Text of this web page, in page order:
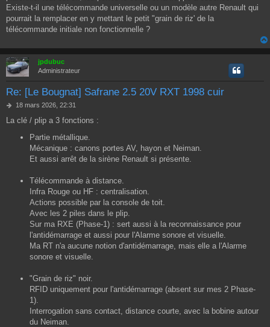
g
Existe-t-il une télécommande universelle ou un modèle autre Renault qui
pourrait la remplacer en y mettant le petit "grain de riz' de la
télécommande initiale non fonctionnelle ?
jpdubuc
Administrateur
Re: [Le Bougnat] Safrane 2.5 20V RXT 1998 cuir
M
s
18 mars 2026, 22:31
La clé / plip a 3 fonctions :
Partie métallique.
Mécanique : canons portes AV, hayon et Neiman.
Et aussi arrêt de la sirène Renault si présente.
Télécommande à distance.
Infra Rouge ou HF : centralisation.
Actions possible par la console de toit.
Avec les 2 piles dans le plip.
Sur ma RXE (Phase-1) : sert aussi à la reconnaissance pour
l'antidémarrage et aussi pour l'Alarme sonore et visuelle.
Ma RT n'a aucune notion d'antidémarrage, mais elle a l'Alarme
sonore et visuelle.
"Grain de riz" noir.
RFID uniquement pour l'antidémarrage (absent sur mes 2 Phase-
1).
Interrogation sans contact, distance courte, avec la bobine autour
du Neiman.